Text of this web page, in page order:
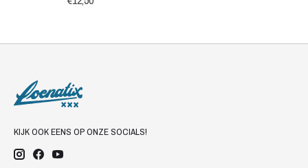
KIJK OOK EENS OP ONZE SOCIALS!